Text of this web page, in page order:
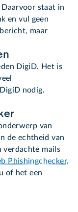
staat in
en vul geen
maar
DigiD. Het is
nodig.
van
de echtheid van
verdachte mails
Phishingchecker.
of het een